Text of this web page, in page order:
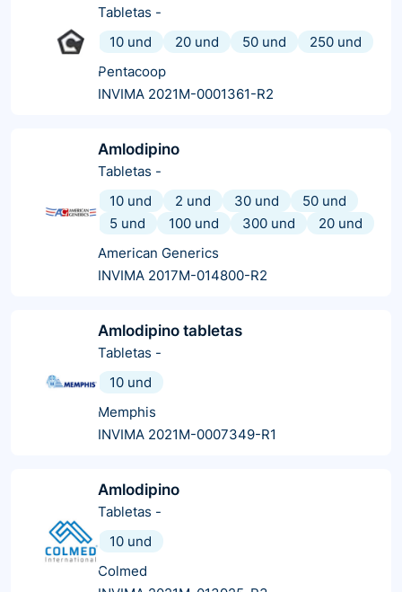
Tabletas -
10 und
20 und 50 und
250 und
Pentacoop
INVIMA 2021M-0001361-R2
Amlodipino
Tabletas -
10 und
2 und 30 und
50 und
5 und
100 und 300 und
20 und
American Generics
INVIMA 2017M-014800-R2
Amlodipino tabletas
Tabletas -
10 und
Memphis
INVIMA 2021M-0007349-R1
Amlodipino
Tabletas -
10 und
Colmed